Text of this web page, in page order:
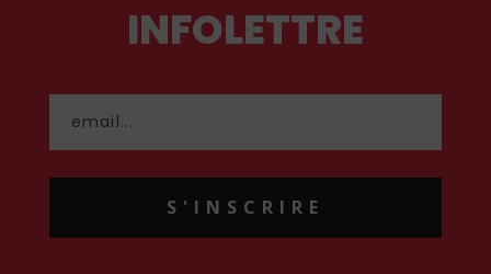
INFOLETTRE
S'INSCRIRE